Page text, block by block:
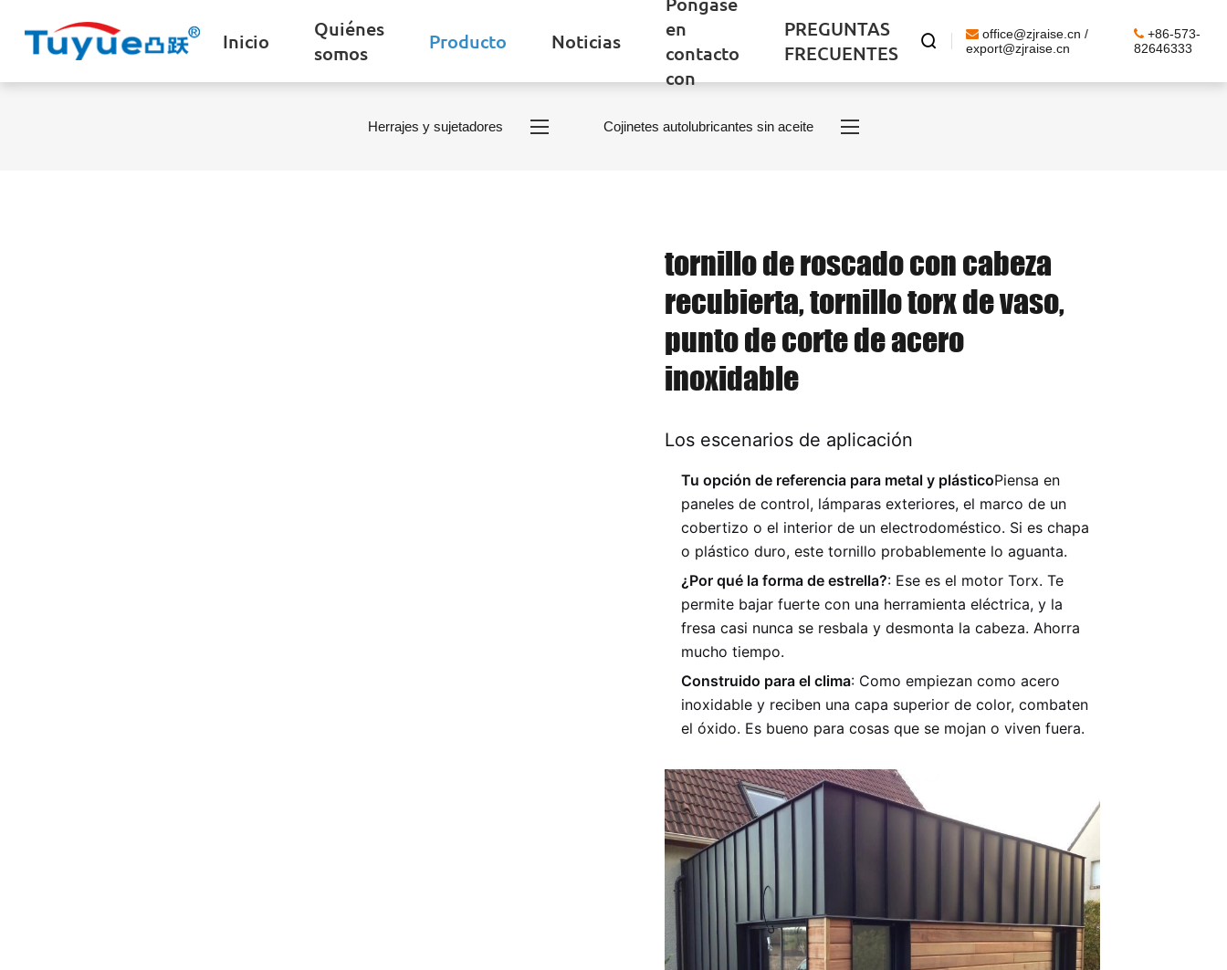
Inicio
Quiénes
somos
Producto Noticias
en
contacto
con
PREGUNTAS
FRECUENTES

office@zjraise.cn /
export@zjraise.cn
+86-573-
82646333
Herrajes y sujetadores Cojinetes autolubricantes sin aceite
tornillo de roscado con cabeza
recubierta, tornillo torx de vaso,
punto de corte de acero
inoxidable
Los escenarios de aplicación
Tu opción de referencia para metal y plásticoPiensa en
paneles de control, lámparas exteriores, el marco de un
cobertizo o el interior de un electrodoméstico. Si es chapa
o plástico duro, este tornillo probablemente lo aguanta.
¿Por qué la forma de estrella?: Ese es el motor Torx. Te
permite bajar fuerte con una herramienta eléctrica, y la
fresa casi nunca se resbala y desmonta la cabeza. Ahorra
mucho tiempo.
Construido para el clima: Como empiezan como acero
inoxidable y reciben una capa superior de color, combaten
el óxido. Es bueno para cosas que se mojan o viven fuera.